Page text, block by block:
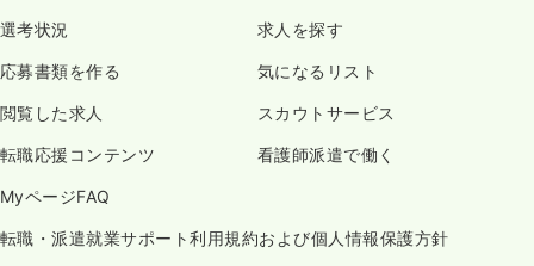
選考状況 求人を探す
応募書類を作る 気になるリスト
閲覧した求人 スカウトサービス
転職応援コンテンツ 看護師派遣で働く
MyページFAQ
転職・派遣就業サポート利用規約および個人情報保護方針